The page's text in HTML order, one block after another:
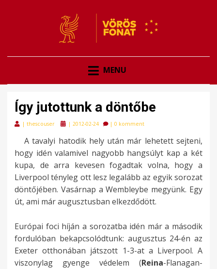
VÖRÖS FONAT
MENU
Így jutottunk a döntőbe
| thescouser
Posted
| 2012-02-24 | 0 komment
A tavalyi hatodik hely után már lehetett sejteni,
hogy idén valamivel nagyobb hangsúlyt kap a két
kupa, de arra kevesen fogadtak volna, hogy a
Liverpool tényleg ott lesz legalább az egyik sorozat
döntőjében. Vasárnap a Wembleybe megyünk. Egy
út, ami már augusztusban elkezdődött.
Európai foci híján a sorozatba idén már a második
fordulóban bekapcsolódtunk: augusztus 24-én az
Exeter otthonában játszott 1-3-at a Liverpool. A
viszonylag gyenge védelem (Reina-Flanagan-